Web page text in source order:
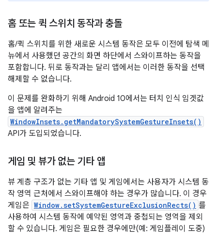
홈 또는 퀵 스위치 동작과 충돌
홈/퀵 스위치를 위한 새로운 시스템 동작은 모두 이전에 탐색 메
뉴에서 사용했던 공간의 화면 하단에서 스와이프하는 동작을
포함합니다. 뒤로 동작과는 달리 앱에서는 이러한 동작을 선택
해제할 수 없습니다.
이 문제를 완화하기 위해 Android 10에서는 터치 인식 임곗값
을 앱에 알려주는
WindowInsets.getMandatorySystemGestureInsets()
API가 도입되었습니다.
게임 및 뷰가 없는 기타 앱
뷰 계층 구조가 없는 기타 앱 및 게임에서는 사용자가 시스템 동
작 영역 근처에서 스와이프해야 하는 경우가 많습니다. 이 경우
게임은 Window.setSystemGestureExclusionRects() 를
사용하여 시스템 동작에 예약된 영역과 중첩되는 영역을 제외
할 수 있습니다. 게임은 필요한 경우에만(예: 게임플레이 도중)